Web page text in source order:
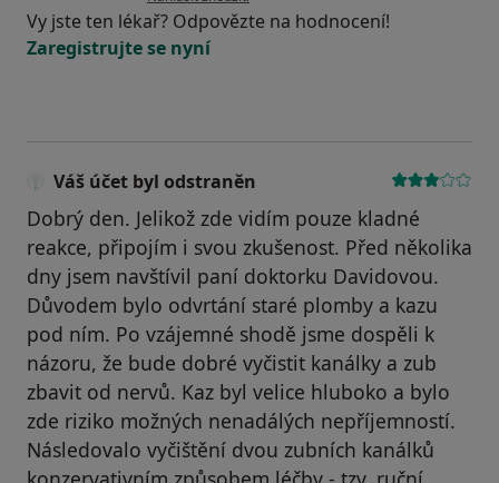
Vy jste ten lékař? Odpovězte na hodnocení!
Zaregistrujte se nyní
Váš účet byl odstraněn
Dobrý den. Jelikož zde vidím pouze kladné
reakce, připojím i svou zkušenost. Před několika
dny jsem navštívil paní doktorku Davidovou.
Důvodem bylo odvrtání staré plomby a kazu
pod ním. Po vzájemné shodě jsme dospěli k
názoru, že bude dobré vyčistit kanálky a zub
zbavit od nervů. Kaz byl velice hluboko a bylo
zde riziko možných nenadálých nepříjemností.
Následovalo vyčištění dvou zubních kanálků